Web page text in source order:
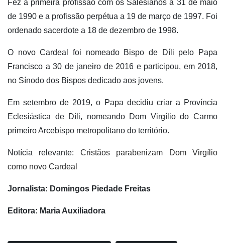
Fez a primeira profissão com os Salesianos a 31 de maio
de 1990 e a profissão perpétua a 19 de março de 1997. Foi
ordenado sacerdote a 18 de dezembro de 1998.
O novo Cardeal foi nomeado Bispo de Díli pelo Papa
Francisco a 30 de janeiro de 2016 e participou, em 2018,
no Sínodo dos Bispos dedicado aos jovens.
Em setembro de 2019, o Papa decidiu criar a Província
Eclesiástica de Díli, nomeando Dom Virgílio do Carmo
primeiro Arcebispo metropolitano do território.
Notícia relevante: Cristãos parabenizam Dom Virgílio
como novo Cardeal
Jornalista: Domingos Piedade Freitas
Editora: Maria Auxiliadora